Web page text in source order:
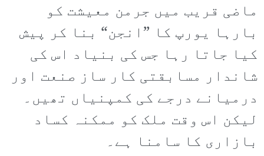
ماضی قریب میں جرمن معیشت کو
بارہا یورپ کا ”انجن“ بنا کر پیش
کیا جاتا رہا جس کی بنیاد اس کی
شاندار مسابقتی کار ساز صنعت اور
درمیانے درجے کی کمپنیاں تھیں۔
لیکن اس وقت ملک کو ممکنہ کساد
بازاری کا سامنا ہے۔